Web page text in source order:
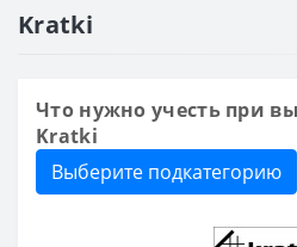
Kratki
Что нужно учесть при
Kratki
Выберите подкатегорию